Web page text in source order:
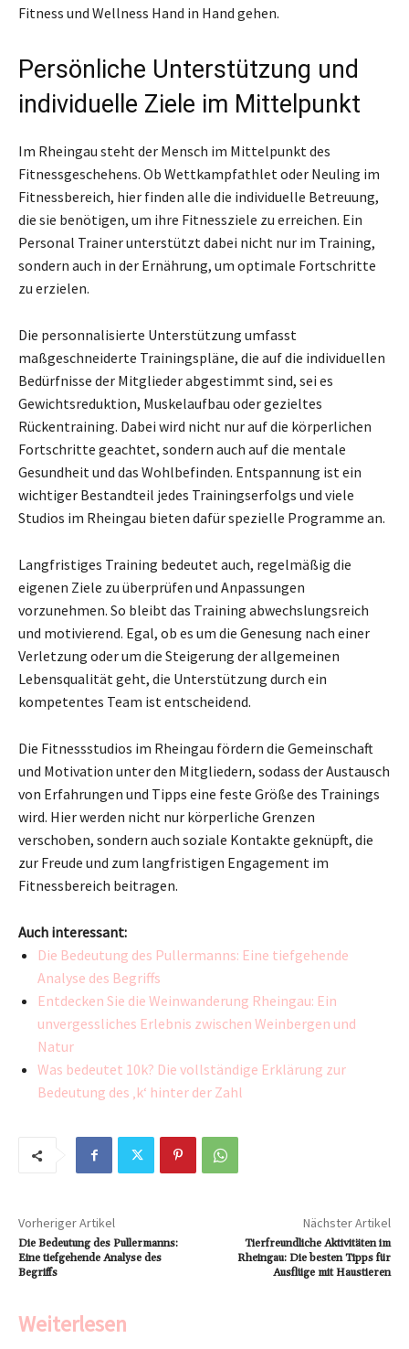
Fitness und Wellness Hand in Hand gehen.
Persönliche Unterstützung und
individuelle Ziele im Mittelpunkt
Im Rheingau steht der Mensch im Mittelpunkt des
Fitnessgeschehens. Ob Wettkampfathlet oder Neuling im
Fitnessbereich, hier finden alle die individuelle Betreuung,
die sie benötigen, um ihre Fitnessziele zu erreichen. Ein
Personal Trainer unterstützt dabei nicht nur im Training,
sondern auch in der Ernährung, um optimale Fortschritte
zu erzielen.
Die personnalisierte Unterstützung umfasst
maßgeschneiderte Trainingspläne, die auf die individuellen
Bedürfnisse der Mitglieder abgestimmt sind, sei es
Gewichtsreduktion, Muskelaufbau oder gezieltes
Rückentraining. Dabei wird nicht nur auf die körperlichen
Fortschritte geachtet, sondern auch auf die mentale
Gesundheit und das Wohlbefinden. Entspannung ist ein
wichtiger Bestandteil jedes Trainingserfolgs und viele
Studios im Rheingau bieten dafür spezielle Programme an.
Langfristiges Training bedeutet auch, regelmäßig die
eigenen Ziele zu überprüfen und Anpassungen
vorzunehmen. So bleibt das Training abwechslungsreich
und motivierend. Egal, ob es um die Genesung nach einer
Verletzung oder um die Steigerung der allgemeinen
Lebensqualität geht, die Unterstützung durch ein
kompetentes Team ist entscheidend.
Die Fitnessstudios im Rheingau fördern die Gemeinschaft
und Motivation unter den Mitgliedern, sodass der Austausch
von Erfahrungen und Tipps eine feste Größe des Trainings
wird. Hier werden nicht nur körperliche Grenzen
verschoben, sondern auch soziale Kontakte geknüpft, die
zur Freude und zum langfristigen Engagement im
Fitnessbereich beitragen.
Auch interessant:
Die Bedeutung des Pullermanns: Eine tiefgehende
Analyse des Begriffs
Entdecken Sie die Weinwanderung Rheingau: Ein
unvergessliches Erlebnis zwischen Weinbergen und
Natur
Was bedeutet 10k? Die vollständige Erklärung zur
Bedeutung des ‚k‘ hinter der Zahl
Vorheriger Artikel
Die Bedeutung des Pullermanns:
Eine tiefgehende Analyse des
Begriffs
Nächster Artikel
Tierfreundliche Aktivitäten im
Rheingau: Die besten Tipps für
Ausflüge mit Haustieren
Weiterlesen